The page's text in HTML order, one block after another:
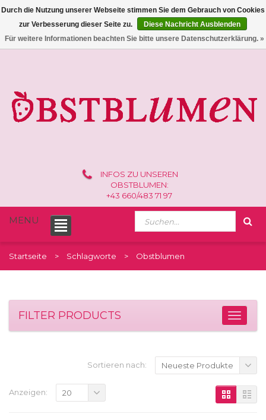
0 / €0,00
INFOS ZU UNSEREN
OBSTBLUMEN:
+43 660/483 71 97
MENU
Startseite Schlagworte Obstblumen
FILTER PRODUCTS
Sortieren nach: Neueste Produkte
Anzeigen: 20
Durch die Nutzung unserer Webseite stimmen Sie dem Gebrauch von Cookies
zur Verbesserung dieser Seite zu.
Diese Nachricht Ausblenden
Für weitere Informationen beachten Sie bitte unsere Datenschutzerklärung. »